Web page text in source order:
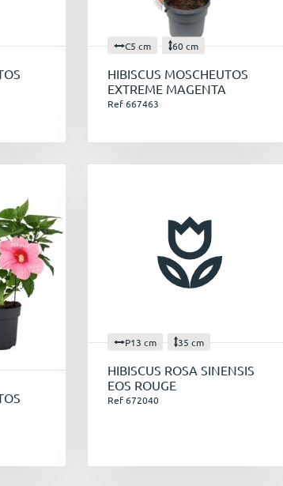
C5 cm 60 cm
HIBISCUS MOSCHEUTOS
EXTREME MAGENTA
Ref 667463
P13 cm 35 cm
HIBISCUS ROSA SINENSIS
EOS ROUGE
Ref 672040